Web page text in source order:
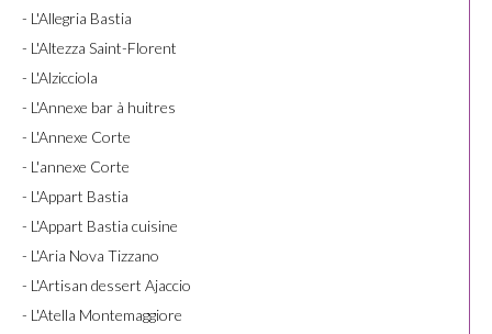
- L'Allegria Bastia
- L'Altezza Saint-Florent
- L'Alzicciola
- L'Annexe bar à huitres
- L'Annexe Corte
- L'annexe Corte
- L'Appart Bastia
- L'Appart Bastia cuisine
- L'Aria Nova Tizzano
- L'Artisan dessert Ajaccio
- L'Atella Montemaggiore